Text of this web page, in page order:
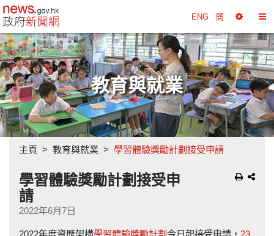
政府新聞網主頁 ENG 簡
擇
工
具
換
目
錄
教育與就業
主頁 教育與就業 學習體驗獎勵計劃接受申請
學習體驗獎勵計劃接受申
請
2022年6月7日
2022年度資歷架構學習體驗獎勵計劃 今日起接受申請， 23